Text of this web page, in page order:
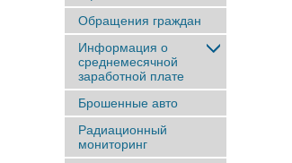
Обращения граждан
Информация о
среднемесячной
заработной плате
Брошенные авто
Радиационный
мониторинг